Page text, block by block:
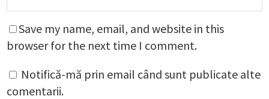
Save my name, email, and website in this
browser for the next time I comment.
Notifică-mă prin email când sunt publicate alte
comentarii.